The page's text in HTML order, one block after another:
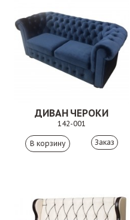
ДИВАН ЧЕРОКИ
142-001
Заказ